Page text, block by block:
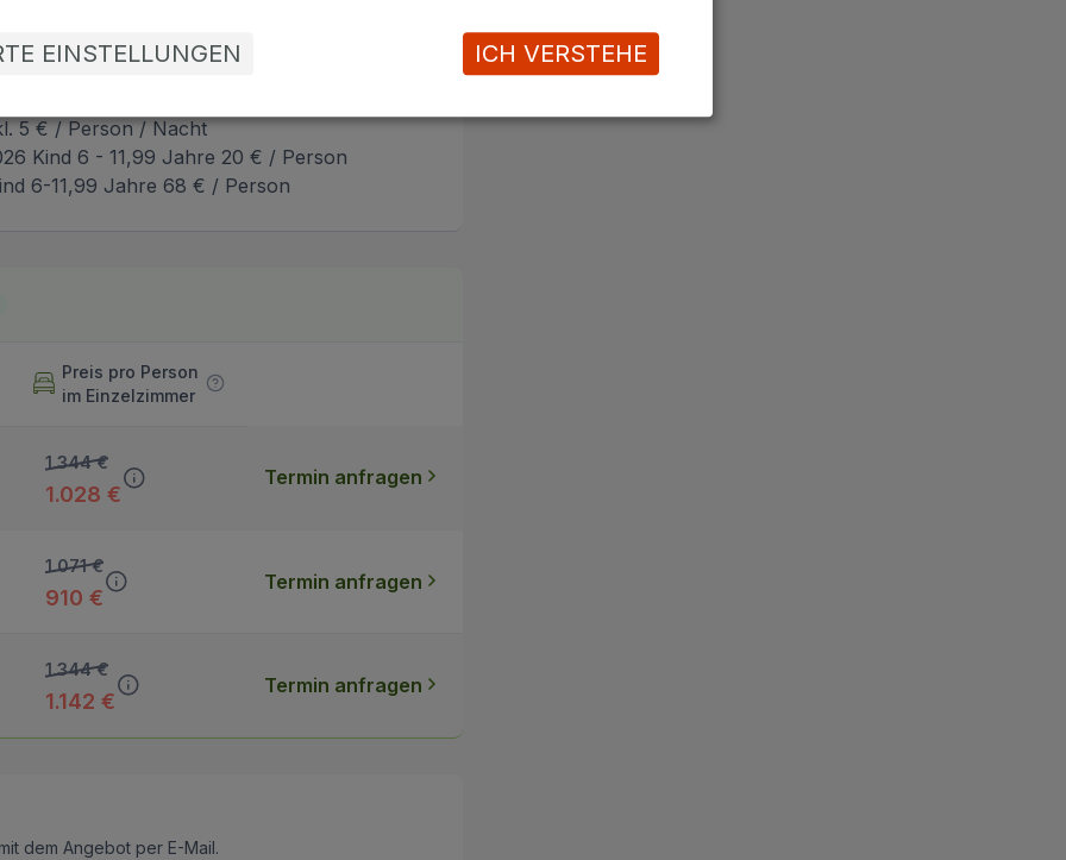
40 € / Person
€ / Person
10 € / Person / Nacht
5 € / Person / Nacht
Kind 6 - 11,99 Jahre 20 € / Person
6-11,99 Jahre 68 € / Person
Preis pro Person
im Einzelzimmer
1.344 €
1.028 €
Termin anfragen
1.071 €
910 €
Termin anfragen
1.344 €
1.142 €
Termin anfragen
dem Angebot per E-Mail.
EINSTELLUNGEN ICH VERSTEHE